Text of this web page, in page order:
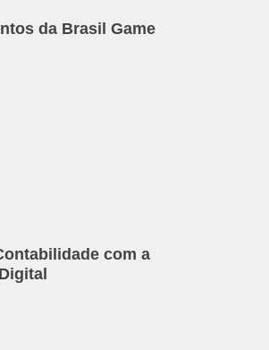
da Brasil Game
com a